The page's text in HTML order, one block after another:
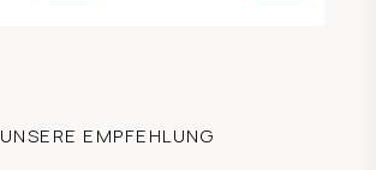
UNSERE EMPFEHLUNG